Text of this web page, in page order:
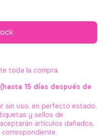
toda la compra.
15 días después de
sin uso, en perfecto estado,
y sellos de
artículos dañados,